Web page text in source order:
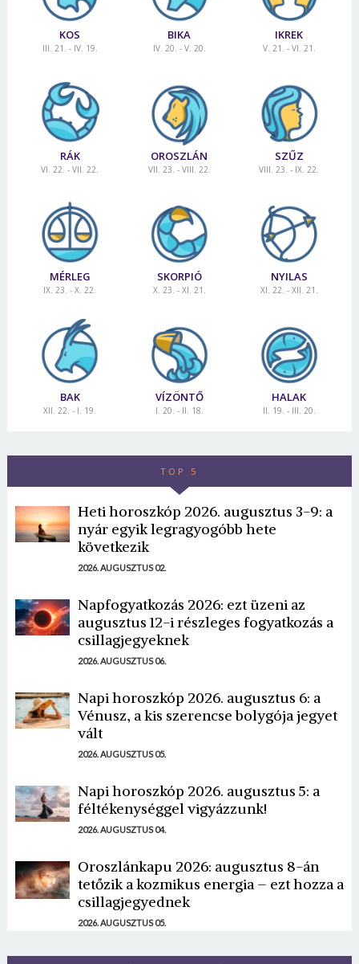
KOS
III. 21. - IV. 19.
BIKA
IV. 20. - V. 20.
IKREK
V. 21. - VI. 21.
RÁK
VI. 22. - VII. 22.
OROSZLÁN
VII. 23. - VIII. 22.
SZŰZ
VIII. 23. - IX. 22.
MÉRLEG
IX. 23. - X. 22.
SKORPIÓ
X. 23. - XI. 21.
NYILAS
XI. 22. - XII. 21.
BAK
XII. 22. - I. 19.
VÍZÖNTŐ
I. 20. - II. 18.
HALAK
II. 19. - III. 20.
TOP 5
Heti horoszkóp 2026. augusztus 3-9: a
nyár egyik legragyogóbb hete
következik
2026. AUGUSZTUS 02.
Napfogyatkozás 2026: ezt üzeni az
augusztus 12-i részleges fogyatkozás a
csillagjegyeknek
2026. AUGUSZTUS 06.
Napi horoszkóp 2026. augusztus 6: a
Vénusz, a kis szerencse bolygója jegyet
vált
2026. AUGUSZTUS 05.
Napi horoszkóp 2026. augusztus 5: a
féltékenységgel vigyázzunk!
2026. AUGUSZTUS 04.
Oroszlánkapu 2026: augusztus 8-án
tetőzik a kozmikus energia – ezt hozza a
csillagjegyednek
2026. AUGUSZTUS 05.